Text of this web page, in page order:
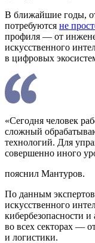
В ближайшие годы,
потребуются не
профиля — от
искусственного
в цифровых
«Сегодня человек
сложный
технологий. Для
совершенно иного
пояснил Мантуров.
По данным
искусственного
кибербезопасности
во всех секторах —
и логистики.